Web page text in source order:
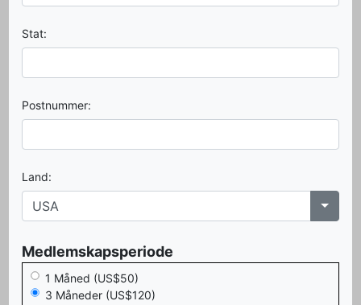
Stat:
Postnummer:
Land:
Medlemskapsperiode
1 Måned (US$50)
3 Måneder (US$120)